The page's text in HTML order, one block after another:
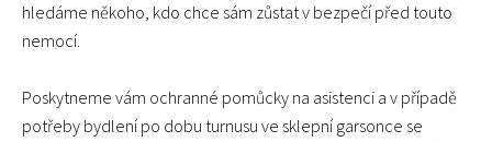
hledáme někoho, kdo chce sám zůstat v bezpečí před touto
nemocí.
Poskytneme vám ochranné pomůcky na asistenci a v případě
potřeby bydlení po dobu turnusu ve sklepní garsonce se